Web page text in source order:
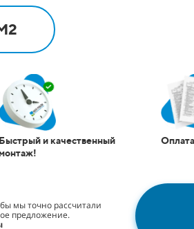
Быстрый и качественный
мы точно рассчитали
предложение.